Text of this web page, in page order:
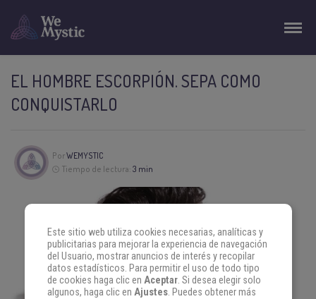
EL HOMBRE ESCORPIÓN. SEPA COMO
CONQUISTARLO
PorWEMYSTIC
Tiempo de lectura: 3 min
Este sitio web utiliza cookies necesarias, analíticas y
publicitarias para mejorar la experiencia de navegación
del Usuario, mostrar anuncios de interés y recopilar
datos estadísticos. Para permitir el uso de todo tipo
de cookies haga clic en Aceptar. Si desea elegir solo
algunos, haga clic en Ajustes. Puedes obtener más